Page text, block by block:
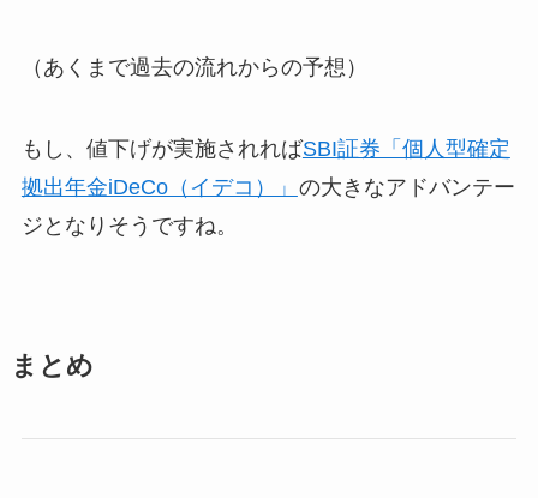
（あくまで過去の流れからの予想）
もし、値下げが実施されればSBI証券「個人型確定
拠出年金iDeCo（イデコ）」 の大きなアドバンテー
ジとなりそうですね。
まとめ